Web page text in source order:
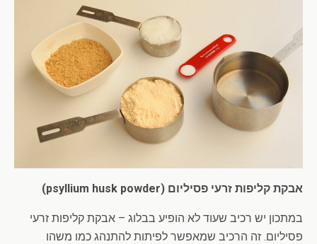
אבקת קליפות זרעי פסיליום (psyllium husk powder)
במתכון יש רכיב שעוד לא הופיע בבלוג – אבקת קליפות זרעי
פסיליום. זה הרכיב שמאפשר לפיתות להתנהג כמו משהו